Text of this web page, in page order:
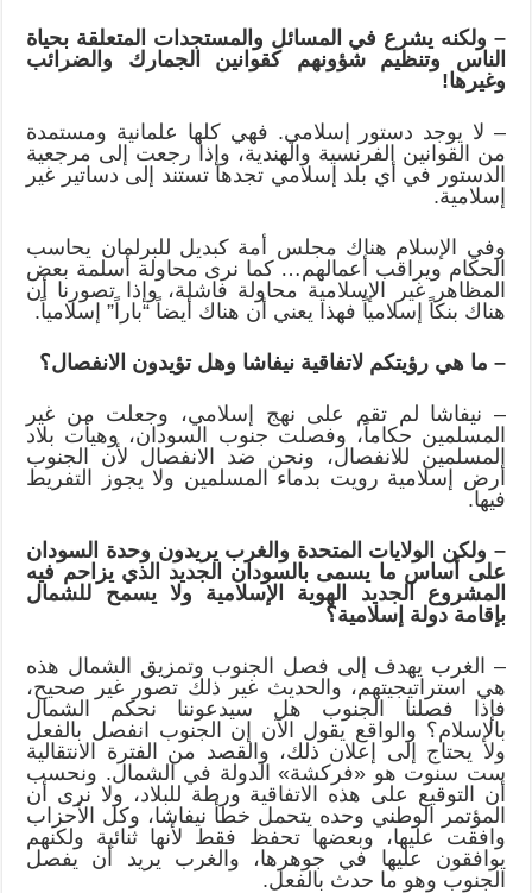
– ولكنه يشرع في المسائل والمستجدات المتعلقة بحياة
الناس وتنظيم شؤونهم كقوانين الجمارك والضرائب
وغيرها!
– لا يوجد دستور إسلامي. فهي كلها علمانية ومستمدة
من القوانين الفرنسية والهندية، وإذا رجعت إلى مرجعية
الدستور في أي بلد إسلامي تجدها تستند إلى دساتير غير
إسلامية.
وفي الإسلام هناك مجلس أمة كبديل للبرلمان يحاسب
الحكام ويراقب أعمالهم… كما نرى محاولة أسلمة بعض
المظاهر غير الإسلامية محاولة فاشلة، وإذا تصورنا أن
هناك بنكاً إسلامياً فهذا يعني أن هناك أيضاً “باراً” إسلامياً.
– ما هي رؤيتكم لاتفاقية نيفاشا وهل تؤيدون الانفصال؟
– نيفاشا لم تقم على نهج إسلامي، وجعلت من غير
المسلمين حكاماً، وفصلت جنوب السودان، وهيأت بلاد
المسلمين للانفصال، ونحن ضد الانفصال لأن الجنوب
أرض إسلامية رويت بدماء المسلمين ولا يجوز التفريط
فيها.
– ولكن الولايات المتحدة والغرب يريدون وحدة السودان
على أساس ما يسمى بالسودان الجديد الذي يزاحم فيه
المشروع الجديد الهوية الإسلامية ولا يسمح للشمال
بإقامة دولة إسلامية؟
– الغرب يهدف إلى فصل الجنوب وتمزيق الشمال هذه
هي استراتيجيتهم، والحديث غير ذلك تصور غير صحيح،
فإذا فصلنا الجنوب هل سيدعوننا نحكم الشمال
بالإسلام؟ والواقع يقول الآن إن الجنوب انفصل بالفعل
ولا يحتاج إلى إعلان ذلك، والقصد من الفترة الانتقالية
ست سنوت هو «فركشة» الدولة في الشمال. ونحسب
أن التوقيع على هذه الاتفاقية ورطة للبلاد، ولا نرى أن
المؤتمر الوطني وحده يتحمل خطأ نيفاشا، وكل الأحزاب
وافقت عليها، وبعضها تحفظ فقط لأنها ثنائية ولكنهم
يوافقون عليها في جوهرها، والغرب يريد أن يفصل
الجنوب وهو ما حدث بالفعل.